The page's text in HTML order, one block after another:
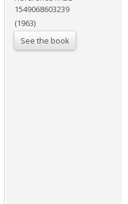
1549068603239
(1963)
See the book